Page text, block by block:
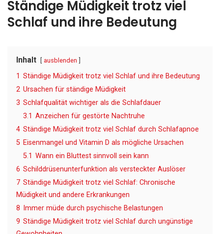
Ständige Müdigkeit trotz viel
Schlaf und ihre Bedeutung
Inhalt ausblenden
1 Ständige Müdigkeit trotz viel Schlaf und ihre Bedeutung
2 Ursachen für ständige Müdigkeit
3 Schlafqualität wichtiger als die Schlafdauer
3.1 Anzeichen für gestörte Nachtruhe
4 Ständige Müdigkeit trotz viel Schlaf durch Schlafapnoe
5 Eisenmangel und Vitamin D als mögliche Ursachen
5.1 Wann ein Bluttest sinnvoll sein kann
6 Schilddrüsenunterfunktion als versteckter Auslöser
7 Ständige Müdigkeit trotz viel Schlaf: Chronische
Müdigkeit und andere Erkrankungen
8
Immer müde durch psychische Belastungen
9 Ständige Müdigkeit trotz viel Schlaf durch ungünstige